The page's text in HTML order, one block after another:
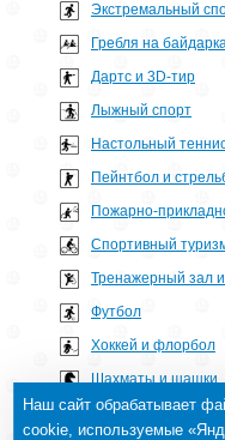
Экстремальный
Гребля на
Дартс и 3D-тир
Лыжный спорт
Настольный
Пейнтбол и
Пожарно-
Спортивный
Тренажерный зал
Футбол
Хоккей и флорбол
Шахматы и шашки
Наш сайт обрабатывает
cookie, используемые